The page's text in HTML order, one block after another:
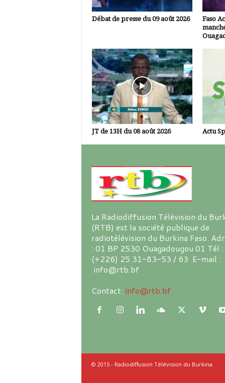
Débat de presse du 09 août 2026
Faso
JT de 13H du 08 août 2026 Actu
La Radiodiffusion Télévision du
(RTB) est la société publique de
radiotélévision du Burkina Faso.
: 01 BP 2530 Ouagadougou 01 Tél :
(+226) 25 31-83-53 / 63 E-mail :
info@rtb.bf
Contact: info@rtb.bf
© 2015 - Radiodiffusion Télévision du Burkina